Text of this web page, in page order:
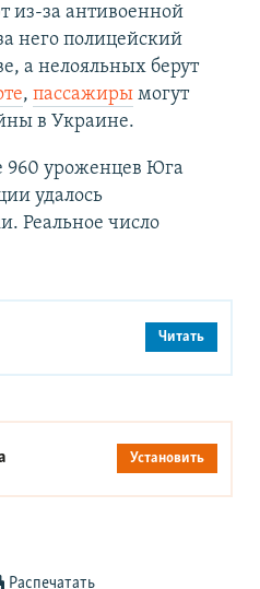
из-за антивоенной
него полицейский
а нелояльных берут
, пассажирымогут
в Украине.
уроженцев Юга
удалось
Реальное число
Читать
Установить
Распечатать